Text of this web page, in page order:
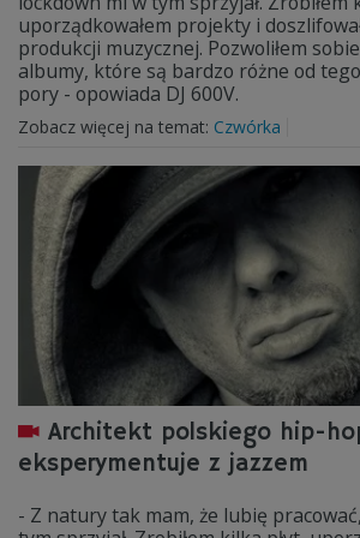
uporządkowałem projekty i
produkcji muzycznej. Pozwoliłem
albumy, które są bardzo różne od
pory - opowiada DJ 600V.
Zobacz więcej na temat: Czwórka
Architekt polskiego hip-
eksperymentuje z jazzem
- Z natury tak mam, że lubię